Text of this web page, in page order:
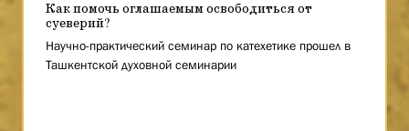
Как помочь оглашаемым освободиться от
суеверий?
Научно-практический семинар по катехетике прошел в
Ташкентской духовной семинарии